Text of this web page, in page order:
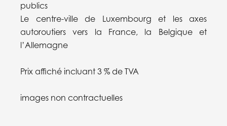
publics
Le centre-ville de Luxembourg et les axes
autoroutiers vers la France, la Belgique et
l’Allemagne
Prix affiché incluant 3 % de TVA
images non contractuelles